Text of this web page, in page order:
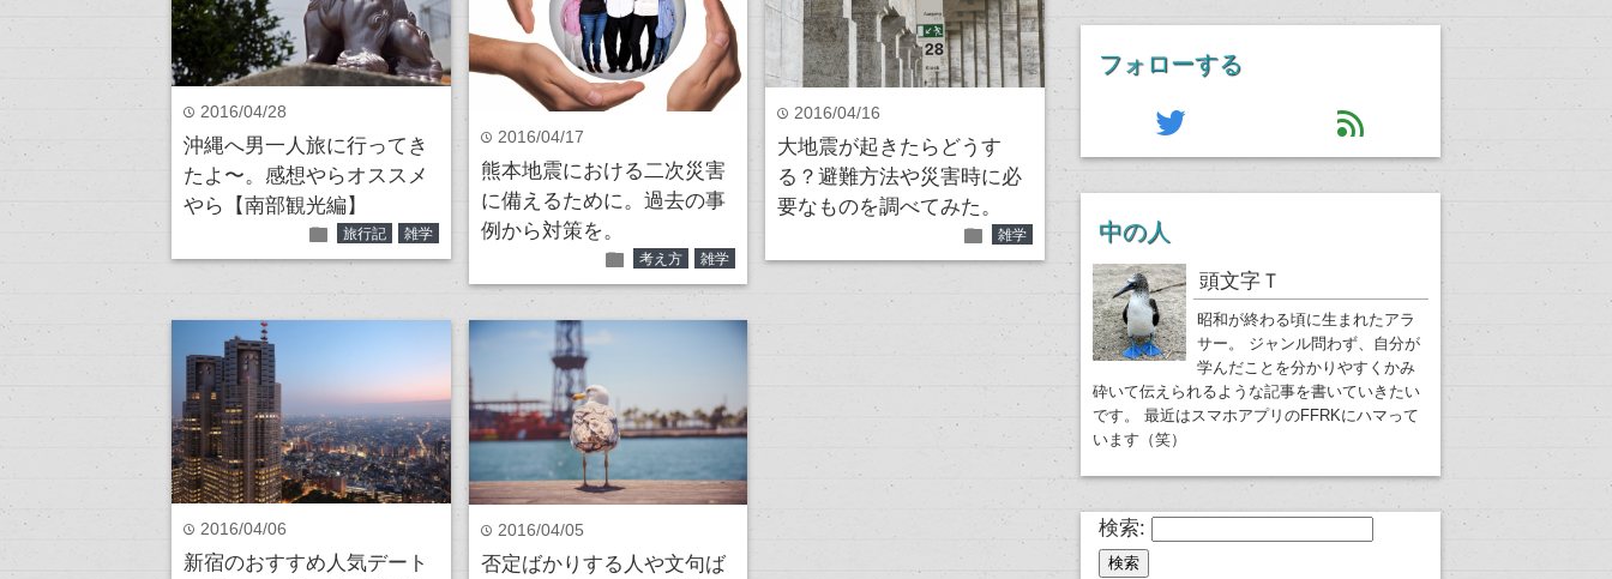
time 2016/04/28
沖縄へ男一人旅に行ってき
たよ〜。感想やらオススメ
やら【南部観光編】
folder 旅行記 雑学
time 2016/04/17
熊本地震における二次災害
に備えるために。過去の事
例から対策を。
folder 考え方 雑学
time 2016/04/16
大地震が起きたらどうす
る？避難方法や災害時に必
要なものを調べてみた。
folder 雑学
time 2016/04/06
新宿のおすすめ人気デート
time 2016/04/05
否定ばかりする人や文句ば
フォローする
twitter feed
中の人
頭文字Ｔ
昭和が終わる頃に生まれたアラ
サー。 ジャンル問わず、自分が
学んだことを分かりやすくかみ
砕いて伝えられるような記事を書いていきたい
です。 最近はスマホアプリのFFRKにハマって
います（笑）
検索: